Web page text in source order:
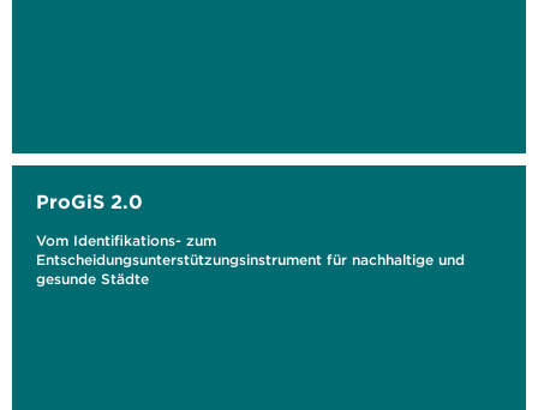
ProGiS 2.0
Vom Identifikations- zum
Entscheidungsunterstützungsinstrument für nachhaltige und
gesunde Städte